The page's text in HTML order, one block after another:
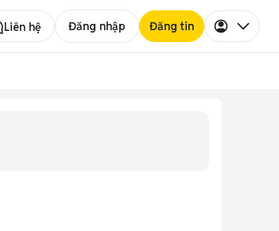
Liên hệ Đăng nhập Đăng tin